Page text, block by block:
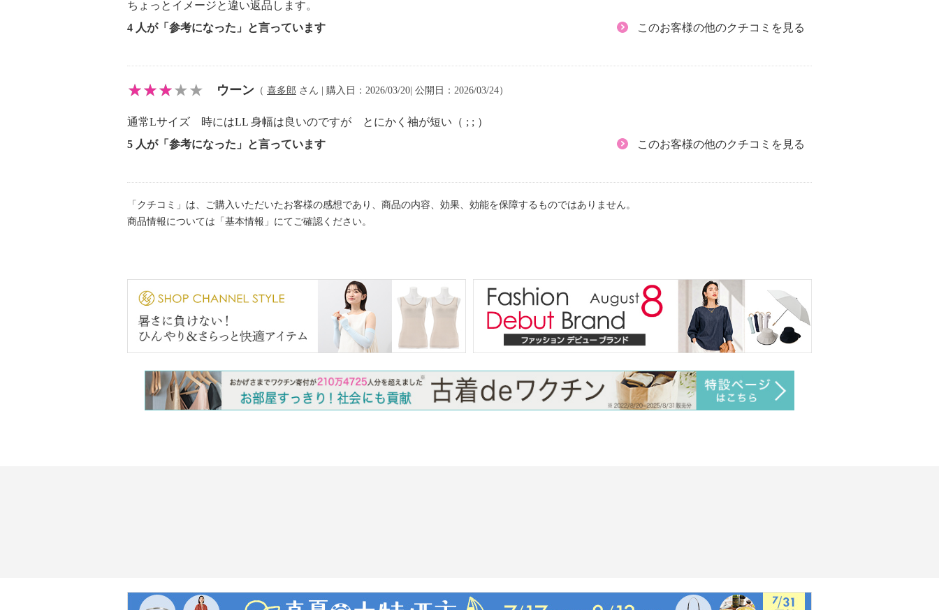
ちょっとイメージと違い返品します。
4 人が「参考になった」と言っています
このお客様の他のクチコミを見る
ウーン （ 喜多郎 さん | 購入日：2026/03/20| 公開日：2026/03/24）
通常Lサイズ 時にはLL 身幅は良いのですが とにかく袖が短い（ ; ; ）
5 人が「参考になった」と言っています
このお客様の他のクチコミを見る
「クチコミ」は、ご購入いただいたお客様の感想であり、商品の内容、効果、効能を保障するものではありません。
商品情報については「基本情報」にてご確認ください。